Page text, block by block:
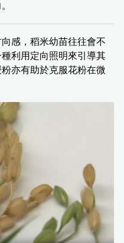
感，稻米幼苗往往會不
利用定向照明來引導其
亦有助於克服花粉在微